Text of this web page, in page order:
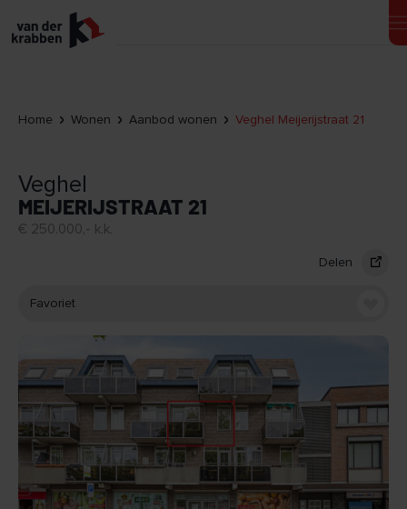
Home Wonen Aanbod wonen Veghel Meijerijstraat 21
Veghel
MEIJERIJSTRAAT 21
€ 250.000,- k.k.
Delen
Favoriet